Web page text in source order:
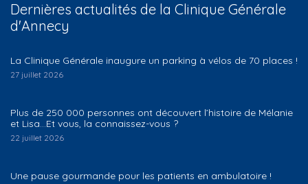
Dernières actualités de la Clinique Générale
d'Annecy
La Clinique Générale inaugure un parking à vélos de 70 places !
27 juillet 2026
Plus de 250 000 personnes ont découvert l’histoire de Mélanie
et Lisa…Et vous, la connaissez-vous ?
22 juillet 2026
Une pause gourmande pour les patients en ambulatoire !